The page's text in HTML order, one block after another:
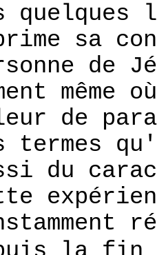
quelques
sa
de
de
termes
du